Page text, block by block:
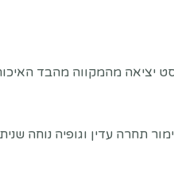
יציאה מהמקווה מהבד
תחרה עדין וגופיה נוחה